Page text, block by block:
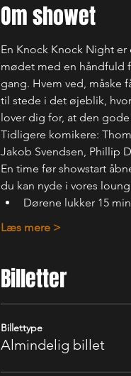
Om showet
En Knock Knock Night
mødet med en håndfuld
gang. Hvem ved, måske
til stede i det øjeblik,
lover dig for, at den
Tidligere komikere:
Jakob Svendsen, Phillip
En time før showstart
du kan nyde i vores
Dørene lukker 15
Læs mere >
Billetter
Billettype
Almindelig billet